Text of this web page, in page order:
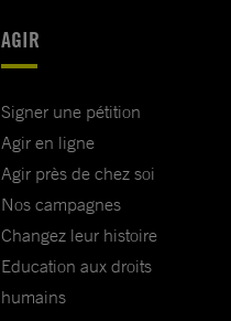
AGIR
Signer une pétition
Agir en ligne
Agir près de chez soi
Nos campagnes
Changez leur histoire
Education aux droits
humains